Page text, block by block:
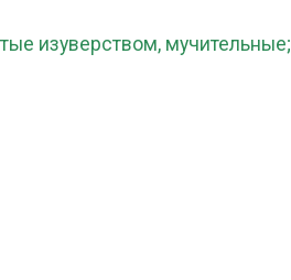
изуверством, мучительные;